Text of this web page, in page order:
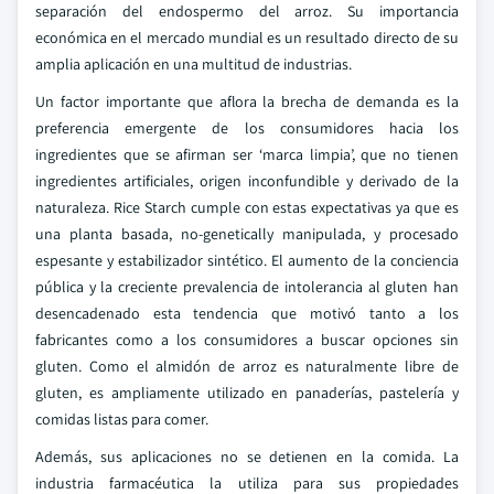
separación del endospermo del arroz. Su importancia
económica en el mercado mundial es un resultado directo de su
amplia aplicación en una multitud de industrias.
Un factor importante que aflora la brecha de demanda es la
preferencia emergente de los consumidores hacia los
ingredientes que se afirman ser ‘marca limpia’, que no tienen
ingredientes artificiales, origen inconfundible y derivado de la
naturaleza. Rice Starch cumple con estas expectativas ya que es
una planta basada, no-genetically manipulada, y procesado
espesante y estabilizador sintético. El aumento de la conciencia
pública y la creciente prevalencia de intolerancia al gluten han
desencadenado esta tendencia que motivó tanto a los
fabricantes como a los consumidores a buscar opciones sin
gluten. Como el almidón de arroz es naturalmente libre de
gluten, es ampliamente utilizado en panaderías, pastelería y
comidas listas para comer.
Además, sus aplicaciones no se detienen en la comida. La
industria farmacéutica la utiliza para sus propiedades